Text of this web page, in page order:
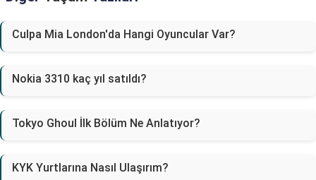
Culpa Mia London'da Hangi Oyuncular Var?
Nokia 3310 kaç yıl satıldı?
Tokyo Ghoul İlk Bölüm Ne Anlatıyor?
KYK Yurtlarına Nasıl Ulaşırım?